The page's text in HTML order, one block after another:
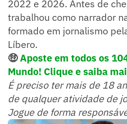
2022 e 2026. Antes de
trabalhou como narrador
formado em jornalismo
Líbero.
🤑Aposte em todos os
Mundo! Clique e saiba
É preciso ter mais de 18
de qualquer atividade de
Jogue de forma